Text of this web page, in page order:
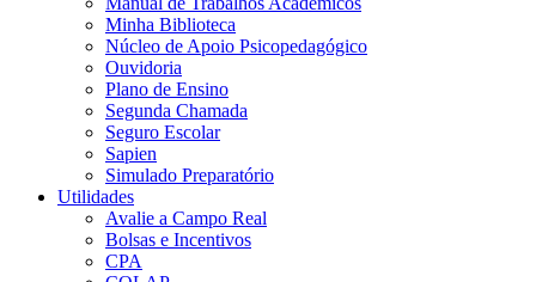
Minha Biblioteca
Núcleo de Apoio Psicopedagógico
Ouvidoria
Plano de Ensino
Segunda Chamada
Seguro Escolar
Sapien
Simulado Preparatório
Utilidades
Avalie a Campo Real
Bolsas e Incentivos
CPA